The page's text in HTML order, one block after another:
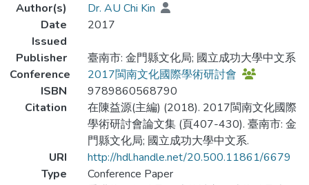
Author(s)
Dr. AU Chi Kin
Date
Issued
2017
Publisher
臺南市: 金門縣文化局; 國立成功大學中文系
Conference
2017閩南文化國際學術研討會
ISBN
9789860568790
Citation
在陳益源(主編) (2018). 2017閩南文化國際
學術研討會論文集 (頁407-430). 臺南市: 金
門縣文化局; 國立成功大學中文系.
URI
http://hdl.handle.net/20.500.11861/6679
Type
Conference Paper